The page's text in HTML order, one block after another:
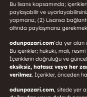
Bu lisans kapsamında; içerikleri
paylaşabilir ve
yapmanız, (2) Lisansa
altında paylaşmanız
odunpazari.com’da yer alan
Bu içerikler; hukuki, mali,
İçeriklerin doğruluğu ve
eksiksiz, hatasız veya her
verilmez. İçerikler, önceden
odunpazari.com, sitede yer